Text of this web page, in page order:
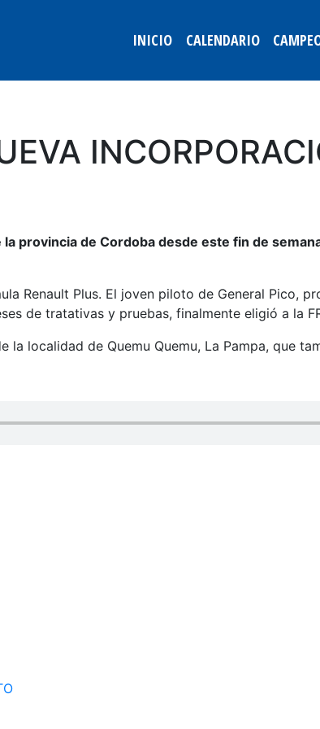
INICIO CALENDARIO
provincia de Cordoba desde este fin de
Renault Plus. El joven piloto de General Pico,
de tratativas y pruebas, finalmente eligió a la
localidad de Quemu Quemu, La Pampa, que